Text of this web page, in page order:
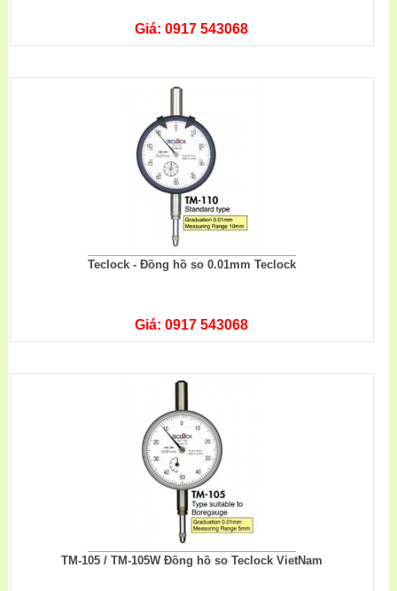
Giá: 0917 543068
Teclock - Đồng hồ so 0.01mm Teclock
Giá: 0917 543068
TM-105 / TM-105W Đồng hồ so Teclock VietNam